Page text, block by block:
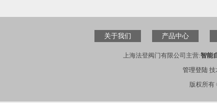
关于我们 产品中心
上海法登阀门有限公司主营:智能
管理登陆技
版权所